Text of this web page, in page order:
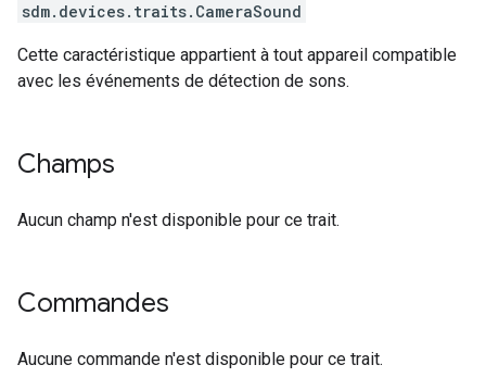
sdm.devices.traits.CameraSound
Cette caractéristique appartient à tout appareil compatible
avec les événements de détection de sons.
Champs
Aucun champ n'est disponible pour ce trait.
Commandes
Aucune commande n'est disponible pour ce trait.